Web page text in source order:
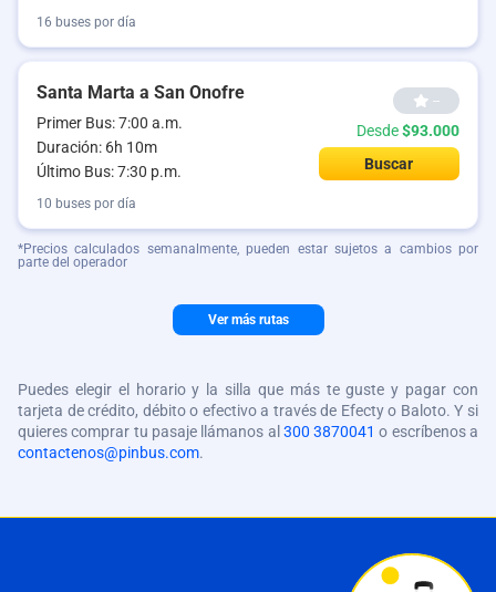
16 buses por día
Santa Marta a San Onofre
Primer Bus: 7:00 a.m.
Duración: 6h 10m
Último Bus: 7:30 p.m.
--
Desde$93.000
Buscar
10 buses por día
*Precios calculados semanalmente, pueden estar sujetos a cambios por
parte del operador
Ver más rutas
Puedes elegir el horario y la silla que más te guste y pagar con
tarjeta de crédito, débito o efectivo a través de Efecty o Baloto. Y si
quieres comprar tu pasaje llámanos al 300 3870041 o escríbenos a
contactenos@pinbus.com.